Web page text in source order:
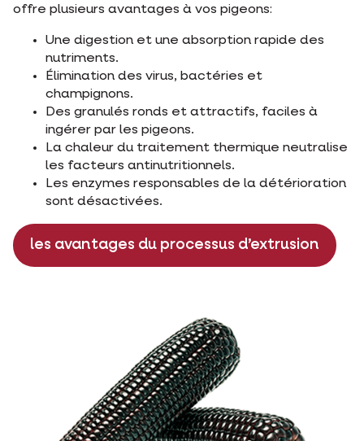
offre plusieurs avantages à vos pigeons:
Une digestion et une absorption rapide des
nutriments.
Élimination des virus, bactéries et
champignons.
Des granulés ronds et attractifs, faciles à
ingérer par les pigeons.
La chaleur du traitement thermique neutralise
les facteurs antinutritionnels.
Les enzymes responsables de la détérioration
sont désactivées.
les avantages du processus d’extrusion